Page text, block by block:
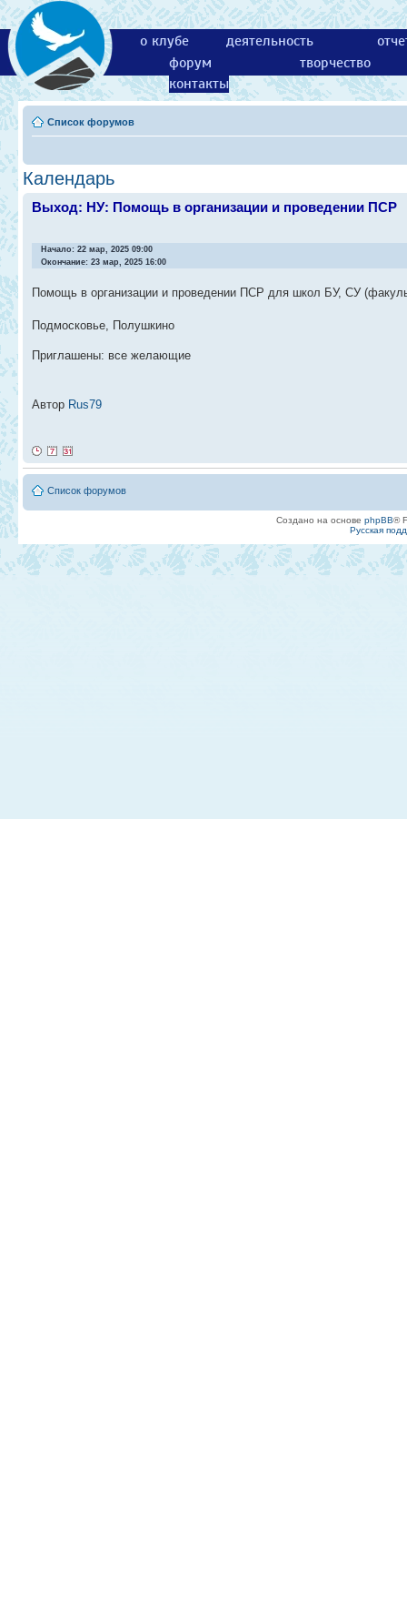
о клубе деятельность
форум
творчество
контакты
Список форумов
Календарь
Выход: НУ: Помощь в организации и проведении ПСР
Начало: 22 мар, 2025 09:00
Окончание: 23 мар, 2025 16:00
Помощь в организации и проведении ПСР для школ БУ, СУ
Подмосковье, Полушкино
Приглашены: все желающие
Автор Rus79
Список форумов
Создано на основе phpBB®
Русская